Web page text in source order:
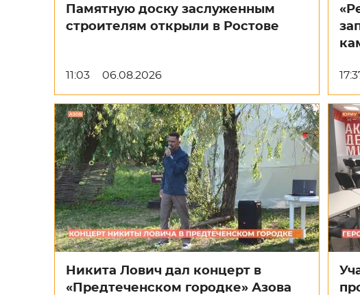
Памятную доску заслуженным
строителям открыли в Ростове
11:03 06.08.2026
Никита Лович дал концерт в
«Предтеченском городке» Азова